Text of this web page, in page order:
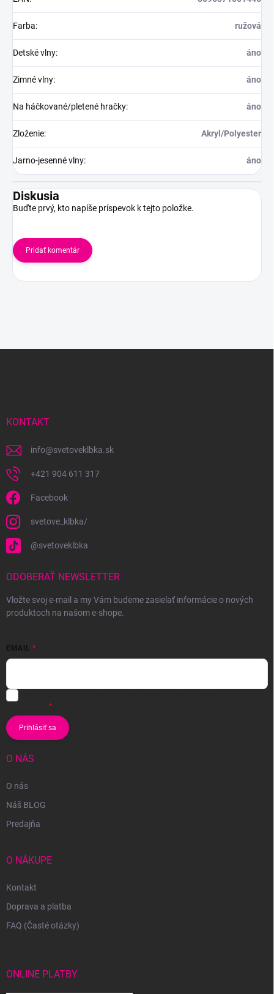
Farba: ružová
Detské vlny: áno
Zimné vlny: áno
Na háčkované/pletené hračky: áno
Zloženie: Akryl/Polyester
Jarno-jesenné vlny: áno
Diskusia
Buďte prvý, kto napíše príspevok k tejto položke.
Pridať komentár
KONTAKT
info@svetoveklbka.sk
+421 904 611 317
Facebook
svetove_klbka/
@svetoveklbka
ODOBERAŤ NEWSLETTER
Vložte svoj e-mail a my Vám budeme zasielať informácie o nových
produktoch na našom e-shope.
EMAIL
Prihlásiť sa
O NÁS
O nás
Náš BLOG
Predajňa
O NÁKUPE
Kontakt
Doprava a platba
FAQ (Časté otázky)
ONLINE PLATBY